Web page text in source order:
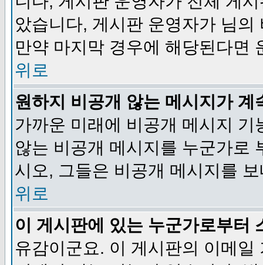
았습니다, 게시판 운영자가 님
만약 마지막 경우에 해당된다면
위로
원하지 비공개 않는 메시지가 계
가까운 미래에 비공개 메시지
않는 비공개 메시지를 누군가로
시오, 그들은 비공개 메시지를
위로
이 게시판에 있는 누군가로부터
유감이군요. 이 게시판의 이메